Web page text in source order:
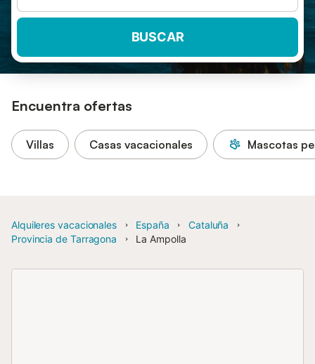
BUSCAR
Encuentra ofertas
Villas Casas vacacionales Mascotas
Alquileres vacacionales España
Cataluña
Provincia de Tarragona
La Ampolla